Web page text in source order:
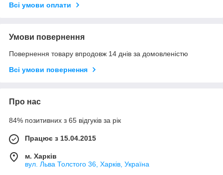
Всі умови оплати
Умови повернення
Повернення товару впродовж 14 днів за домовленістю
Всі умови повернення
Про нас
84% позитивних з 65 відгуків за рік
Працює з 15.04.2015
м. Харків
вул. Льва Толстого 36, Харків, Україна